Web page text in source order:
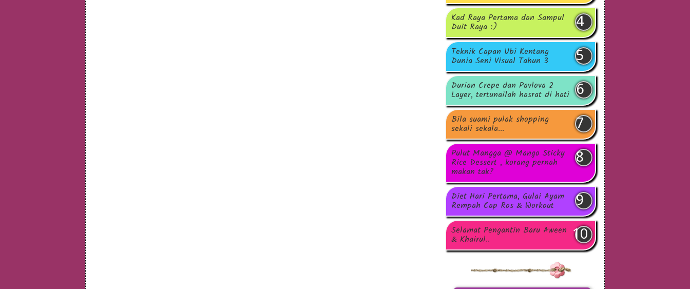
Kad Raya Pertama dan Sampul
Duit Raya :)
Teknik Capan Ubi Kentang
Dunia Seni Visual Tahun 3
Durian Crepe dan Pavlova 2
Layer, tertunailah hasrat di hati
Bila suami pulak shopping
sekali sekala...
Pulut Mangga @ Mango Sticky
Rice Dessert , korang pernah
makan tak?
Diet Hari Pertama, Gulai Ayam
Rempah Cap Ros & Workout
Selamat Pengantin Baru Aween
& Khairul..